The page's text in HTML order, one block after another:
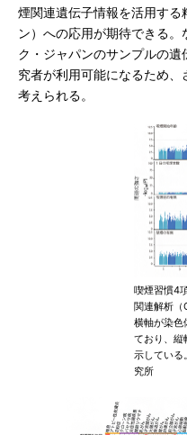
煙関連遺伝子情報を活用す
ン）への応用が期待できる
ク・ジャパンのサンプルの
究者が利用可能になるため
考えられる。
喫煙習慣4
関連解析（
横軸が染色
ており、縦
示している
究所